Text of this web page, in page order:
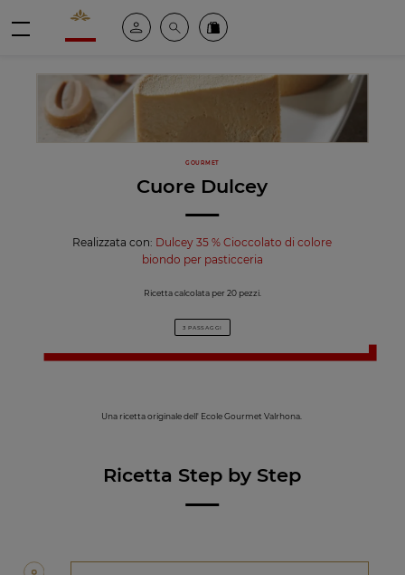
Valrhona - Imaginons le meilleur du chocolat
Il mio account
Cerca Ordinate i nostri prodotti online
GOURMET
Cuore Dulcey
Realizzata con: Dulcey 35 % Cioccolato di colore
biondo per pasticceria
Ricetta calcolata per 20 pezzi.
3 PASSAGGI
Una ricetta originale dell' Ecole Gourmet Valrhona.
Ricetta Step by Step